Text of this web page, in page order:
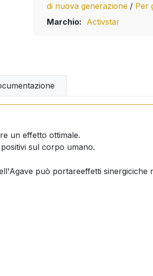
di nuova generazione / Per
Marchio: Activstar
un effetto ottimale.
sul corpo umano.
può portareeffetti sinergiciche